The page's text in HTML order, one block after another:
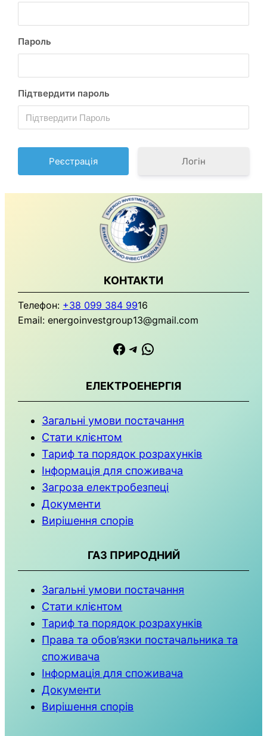
Пароль
Підтвердити пароль
Логін
КОНТАКТИ
Телефон: +38 099 384 9916
Email: energoinvestgroup13@gmail.com
https://www.facebook.com Телеграма WhatsApp
ЕЛЕКТРОЕНЕРГІЯ
Загальні умови постачання
Стати клієнтом
Тариф та порядок розрахунків
Інформація для споживача
Загроза електробезпеці
Документи
Вирішення спорів
ГАЗ ПРИРОДНИЙ
Загальні умови постачання
Стати клієнтом
Тариф та порядок розрахунків
Права та обов’язки постачальника та
споживача
Інформація для споживача
Документи
Вирішення спорів